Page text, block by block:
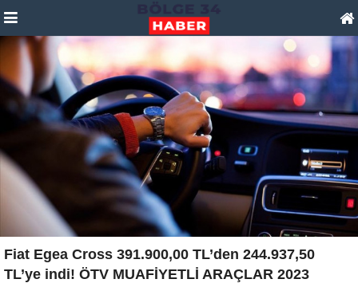
Fiat Egea Cross 391.900,00 TL’den 244.937,50
TL’ye indi! ÖTV MUAFİYETLİ ARAÇLAR 2023